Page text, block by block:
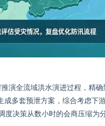
演全流域洪水演进过程，精确
成多套预泄方案，综合考虑下
度决策从数小时的会商压缩为